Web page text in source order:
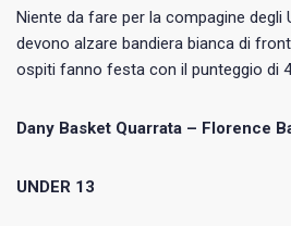
Niente da fare per la compagine degli
devono alzare bandiera bianca di
ospiti fanno festa con il punteggio di
Dany Basket Quarrata – Florence
UNDER 13